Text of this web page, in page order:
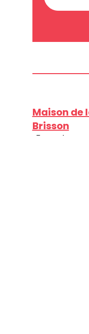
Maison de
Brisson
15, av. de